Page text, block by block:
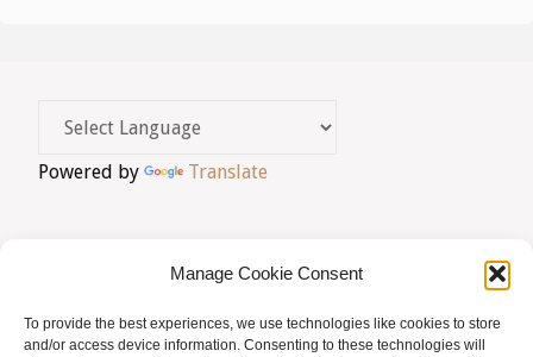
Manage Cookie Consent
To provide the best experiences, we use technologies like cookies to store
and/or access device information. Consenting to these technologies will
Powered by Translate
AVIS LEGAL | POLÍTICA DE PRIVACITAT
|